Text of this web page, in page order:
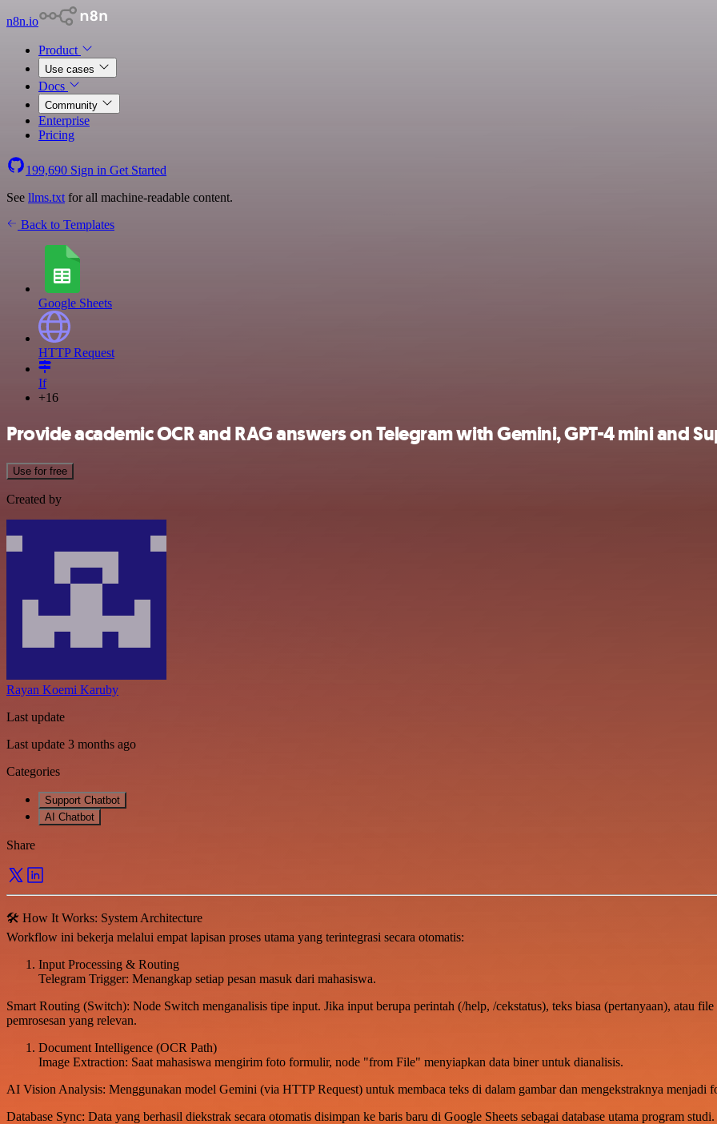
n8n.io
Product
Use cases
Docs
Community
Enterprise
Pricing
199,690 Sign in Get Started
See llms.txt for all machine-readable content.
Back to Templates
Google Sheets
HTTP Request
If
+16
Provide academic OCR and RAG answers on Telegram with Gemini, GPT-4 mini and
Use for free
Created by
Rayan Koemi Karuby
Last update
Last update 3 months ago
Categories
Support Chatbot
AI Chatbot
Share
🛠️ How It Works: System Architecture
Workflow ini bekerja melalui empat lapisan proses utama yang terintegrasi secara otomatis:
Input Processing & Routing
Telegram Trigger: Menangkap setiap pesan masuk dari mahasiswa.
Smart Routing (Switch): Node Switch menganalisis tipe input. Jika input berupa perintah (/help, /cekstatus), teks biasa (pertanyaan), atau
pemrosesan yang relevan.
Document Intelligence (OCR Path)
Image Extraction: Saat mahasiswa mengirim foto formulir, node "from File" menyiapkan data biner untuk dianalisis.
AI Vision Analysis: Menggunakan model Gemini (via HTTP Request) untuk membaca teks di dalam gambar dan mengekstraknya
Database Sync: Data yang berhasil diekstrak secara otomatis disimpan ke baris baru di Google Sheets sebagai database utama program studi.